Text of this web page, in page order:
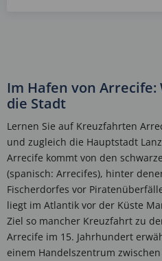
Im Hafen von
die Stadt
Lernen Sie auf Kreuzfahrten
und zugleich die Hauptstadt
Arrecife kommt von den
(spanisch: Arrecifes), hinter
Fischerdorfes vor
liegt im Atlantik vor der Küste
Ziel so mancher Kreuzfahrt zu
Arrecife im 15. Jahrhundert
einem Handelszentrum